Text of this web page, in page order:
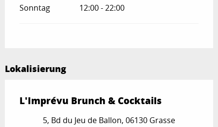
Sonntag 12:00 - 22:00
Lokalisierung
L'Imprévu Brunch & Cocktails
5, Bd du Jeu de Ballon, 06130 Grasse